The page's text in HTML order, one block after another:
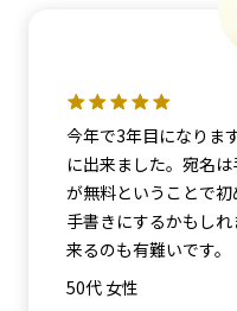
今年で3年目になりま
に出来ました。宛名
が無料ということで
手書きにするかもし
来るのも有難いです。
50代 女性